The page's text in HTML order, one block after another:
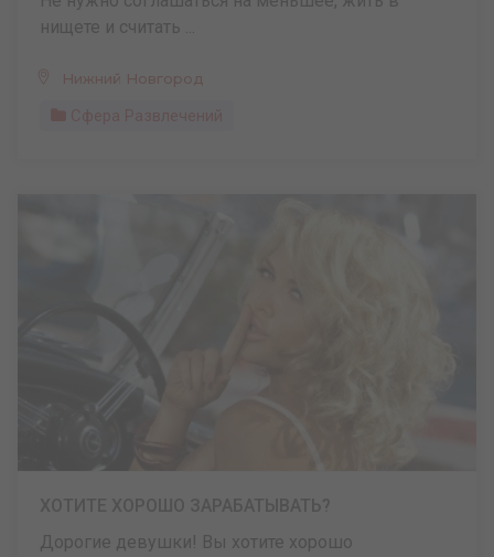
нищете и считать ...
Нижний Новгород
Сфера Развлечений
Дорогие девушки! Вы хотите хорошо